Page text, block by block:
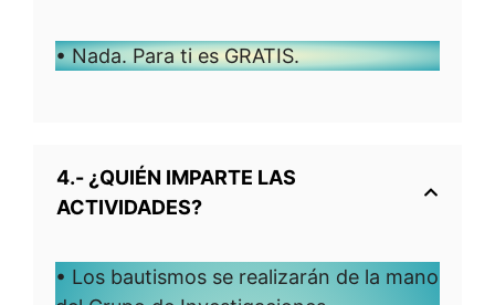
• Nada. Para ti es GRATIS.
4.- ¿QUIÉN IMPARTE LAS
ACTIVIDADES?
• Los bautismos se realizarán de la mano